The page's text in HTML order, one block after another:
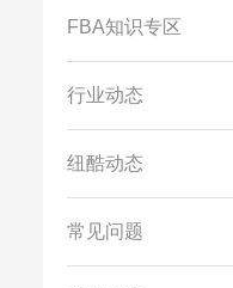
FBA知识专区
行业动态
纽酷动态
常见问题